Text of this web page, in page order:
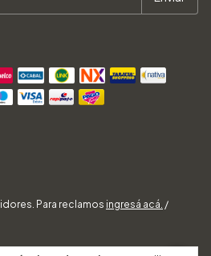
Para reclamos ingresá acá. /